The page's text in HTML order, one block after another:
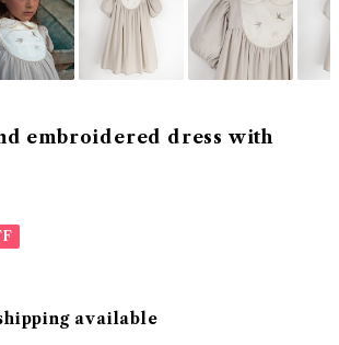
embroidered dress with
available